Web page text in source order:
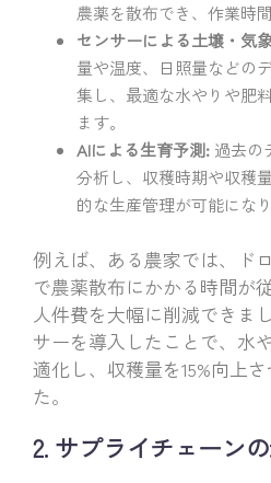
農薬を散布でき、作業時
センサーによる土壌・気
量や温度、日照量などの
集し、最適な水やりや肥
ます。
AIによる生育予測: 過去の
分析し、収穫時期や収穫
的な生産管理が可能になり
例えば、ある農家では、ド
で農薬散布にかかる時間が
人件費を大幅に削減できま
サーを導入したことで、水
適化し、収穫量を15%向上
た。
2. サプライチェーン